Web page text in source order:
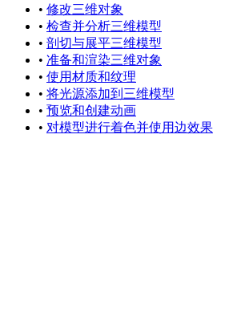
设置绘图环境
关于设置绘图区域
关于自定义启动
关于设置可固定
选项板和工具栏
关于使用基于任
作空间
关于将程序设置
• 修改三维对象
• 检查并分析三维模型
• 剖切与展平三维模型
• 准备和渲染三维对象
• 使用材质和纹理
• 将光源添加到三维模型
• 预览和创建动画
• 对模型进行着色并使用边效果